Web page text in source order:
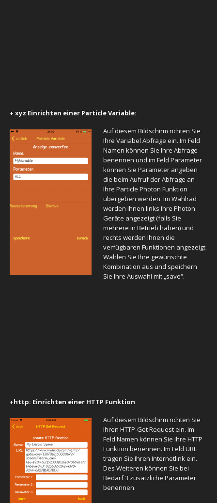
+ xyz Einrichten einer Particle Variable:
Auf diesem Bildschirm richten Sie
Ihre Variabel Abfrage ein. Im Feld
Namen können Sie Ihre Abfrage
benennen und im Feld Parameter
können Sie Parameter angeben
die beim Aufruf der Abfrage an
Ihre Particle Photon Funktion
übergeben werden. Im Wählrad
werden Ihnen links Ihre Photon
Geräte angezeigt (falls Sie
mehrere in Betrieb haben) und
rechts werden Ihnen die
verfügbaren Funktionen angezeigt.
Wählen Sie Ihre gewünschte
Kombination aus und speichern
Sie Ihre Auswahl mit „save“.
+http: Einrichten einer HTTP Funktion
Auf diesem Bildschirm richten Sie
Ihren HTTP-Get Request ein. Im
Feld Namen können Sie Ihre HTTP
Funktion benennen. Im Feld URL
tragen Sie Ihren Internetlink ein.
Des Weiteren können Sie bei
Bedarf 3 zusätzliche Parameter
benennen.